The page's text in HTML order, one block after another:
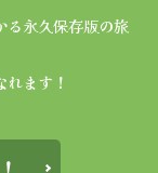
永久保存版の旅
ます！